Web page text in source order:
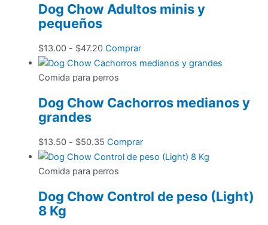
Dog Chow Adultos minis y
pequeños
$13.00 - $47.20Rango
de
precios:
$13.00
ComprarEste
producto
variantes.
se
pueden
la
Comida para perros
Dog Chow Cachorros medianos y
grandes
$13.50 - $50.35Rango
de
precios:
$13.50
ComprarEste
producto
variantes.
Comida para perros
Dog Chow Control de peso (Light)
8 Kg